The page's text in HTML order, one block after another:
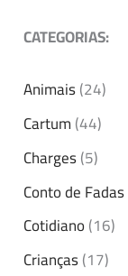
CATEGORIAS:
Animais(24)
Cartum(44)
Charges(5)
Conto de Fadas
Cotidiano(16)
Crianças(17)